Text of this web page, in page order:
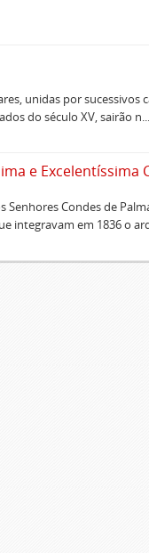
unidas por sucessivos
do século XV, sairão n...
Condes de
integravam em 1836 o